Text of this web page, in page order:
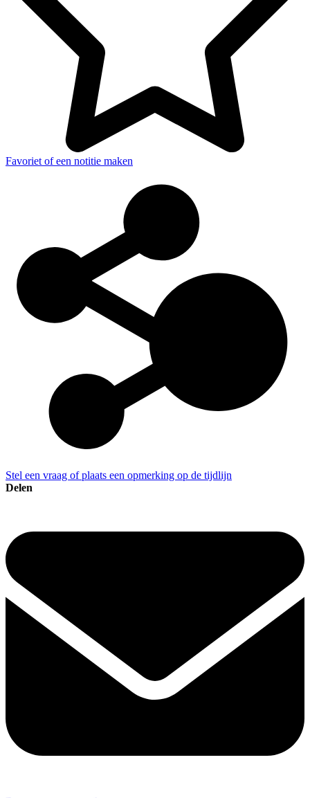
Favoriet of een notitie maken
Stel een vraag of plaats een opmerking op de tijdlijn
Delen